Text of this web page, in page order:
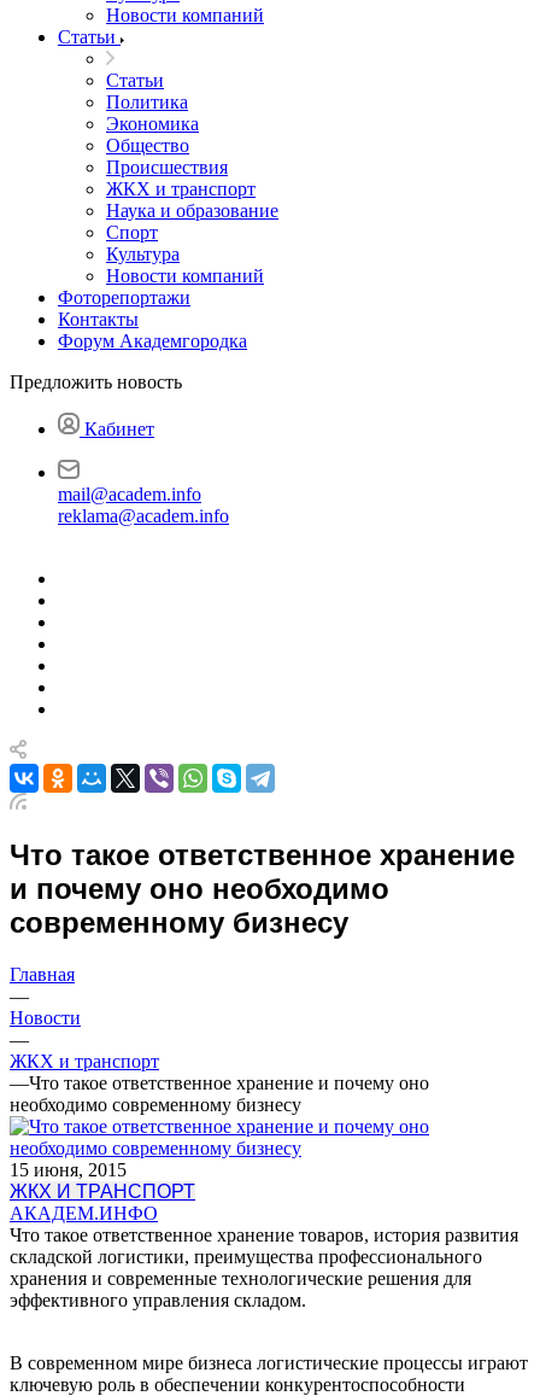
Новости компаний
Статьи
Статьи
Политика
Экономика
Общество
Происшествия
ЖКХ и транспорт
Наука и образование
Спорт
Культура
Новости компаний
Фоторепортажи
Контакты
Форум Академгородка
Предложить новость
Кабинет
mail@academ.info
reklama@academ.info
Что такое ответственное хранение
и почему оно необходимо
современному бизнесу
Главная
—
Новости
—
ЖКХ и транспорт
—Что такое ответственное хранение и почему оно
необходимо современному бизнесу
15 июня, 2015
ЖКХ И ТРАНСПОРТ
АКАДЕМ.ИНФО
Что такое ответственное хранение товаров, история развития
складской логистики, преимущества профессионального
хранения и современные технологические решения для
эффективного управления складом.
В современном мире бизнеса логистические процессы играют
ключевую роль в обеспечении конкурентоспособности